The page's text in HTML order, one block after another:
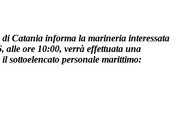
Catania informa la marineria interessata
alle ore 10:00, verrà effettuata una
sottoelencato personale marittimo: